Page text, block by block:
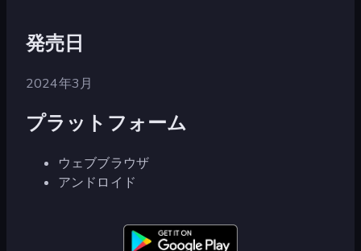
発売日
2024年3月
プラットフォーム
ウェブブラウザ
アンドロイド